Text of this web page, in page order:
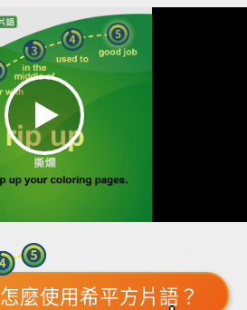
怎麼使用希平方片語？